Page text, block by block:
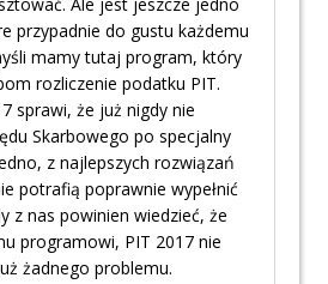
Ale jest jeszcze jedno
przypadnie do gustu każdemu
mamy tutaj program, który
rozliczenie podatku PIT.
sprawi, że już nigdy nie
Skarbowego po specjalny
z najlepszych rozwiązań
potrafią poprawnie wypełnić
z nas powinien wiedzieć, że
programowi, PIT 2017 nie
żadnego problemu.